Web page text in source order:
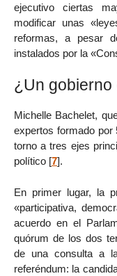
ejecutivo ciertas
modificar unas
reformas, a pesar
instalados por la
¿Un gobierno
Michelle Bachelet,
expertos formado por
torno a tres ejes
político [7].
En primer lugar, la
«participativa,
acuerdo en el
quórum de los dos
de una consulta a
referéndum: la